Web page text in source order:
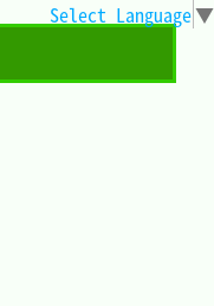
Select Language▼